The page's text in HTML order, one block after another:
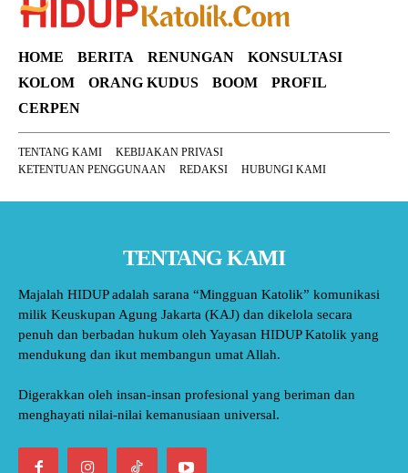
HOME BERITA RENUNGAN
KONSULTASI
KOLOM
ORANG KUDUS BOOM
PROFIL
CERPEN
TENTANG KAMI
KEBIJAKAN PRIVASI
KETENTUAN PENGGUNAAN
REDAKSI HUBUNGI KAMI
TENTANG KAMI
Majalah HIDUP adalah sarana “Mingguan Katolik” komunikasi
milik Keuskupan Agung Jakarta (KAJ) dan dikelola secara
penuh dan berbadan hukum oleh Yayasan HIDUP Katolik yang
mendukung dan ikut membangun umat Allah.
Digerakkan oleh insan-insan profesional yang beriman dan
menghayati nilai-nilai kemanusiaan universal.